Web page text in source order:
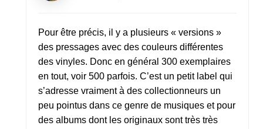
Pour être précis, il y a plusieurs « versions »
des pressages avec des couleurs différentes
des vinyles. Donc en général 300 exemplaires
en tout, voir 500 parfois. C’est un petit label qui
s’adresse vraiment à des collectionneurs un
peu pointus dans ce genre de musiques et pour
des albums dont les originaux sont très très